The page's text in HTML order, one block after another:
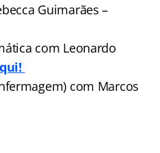
Guimarães –
com Leonardo
com Marcos